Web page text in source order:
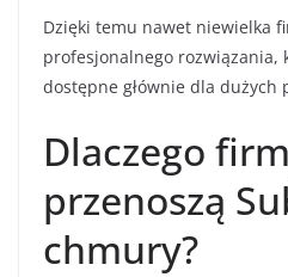
Dzięki temu nawet niewielka
profesjonalnego rozwiązania,
dostępne głównie dla dużych
Dlaczego
przenoszą
chmury?